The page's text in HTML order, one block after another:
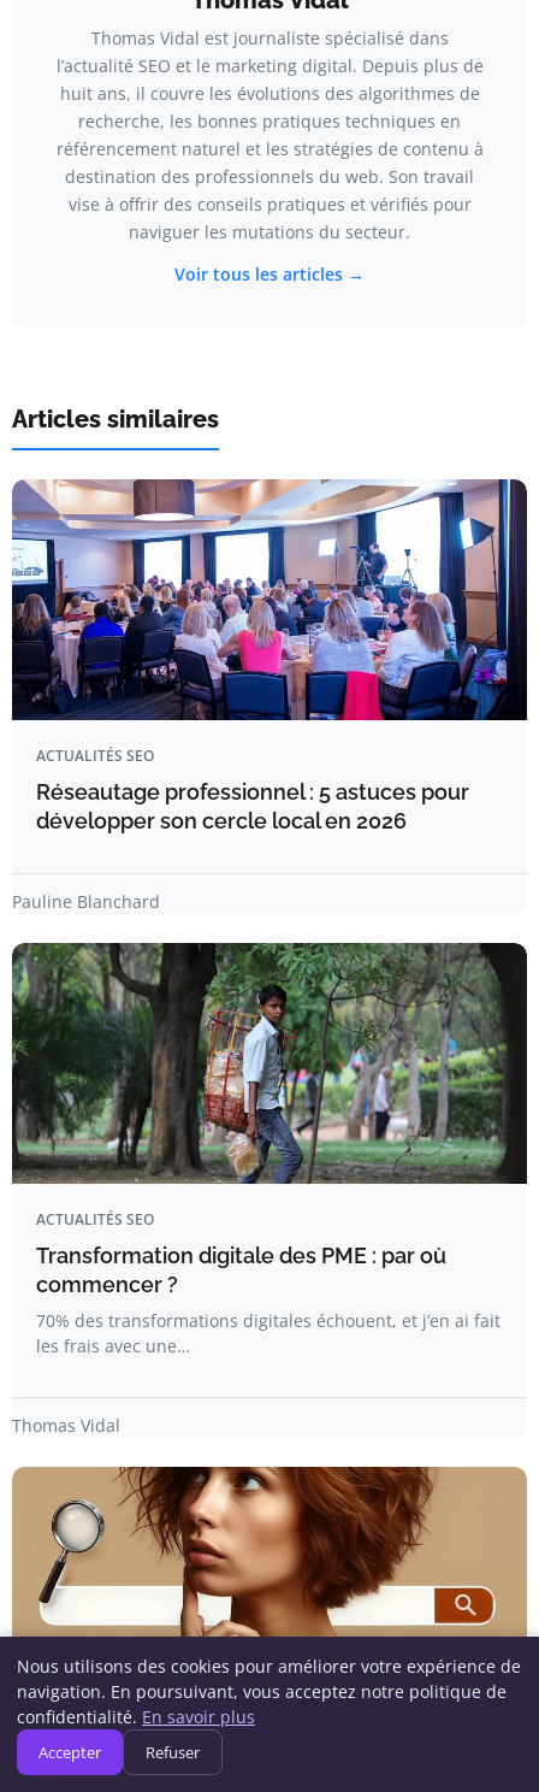
Thomas Vidal est journaliste spécialisé dans
l’actualité SEO et le marketing digital. Depuis plus de
huit ans, il couvre les évolutions des algorithmes de
recherche, les bonnes pratiques techniques en
référencement naturel et les stratégies de contenu à
destination des professionnels du web. Son travail
vise à offrir des conseils pratiques et vérifiés pour
naviguer les mutations du secteur.
Voir tous les articles →
Articles similaires
ACTUALITÉS SEO
Réseautage professionnel : 5 astuces pour
développer son cercle local en 2026
Pauline Blanchard
ACTUALITÉS SEO
Transformation digitale des PME : par où
commencer ?
70% des transformations digitales échouent, et j’en ai fait
les frais avec une…
Thomas Vidal
ACTUALITÉS SEO
Google transforme son moteur de recherche
Nous utilisons des cookies pour améliorer votre expérience de
navigation. En poursuivant, vous acceptez notre politique de
confidentialité. En savoir plus
Accepter Refuser